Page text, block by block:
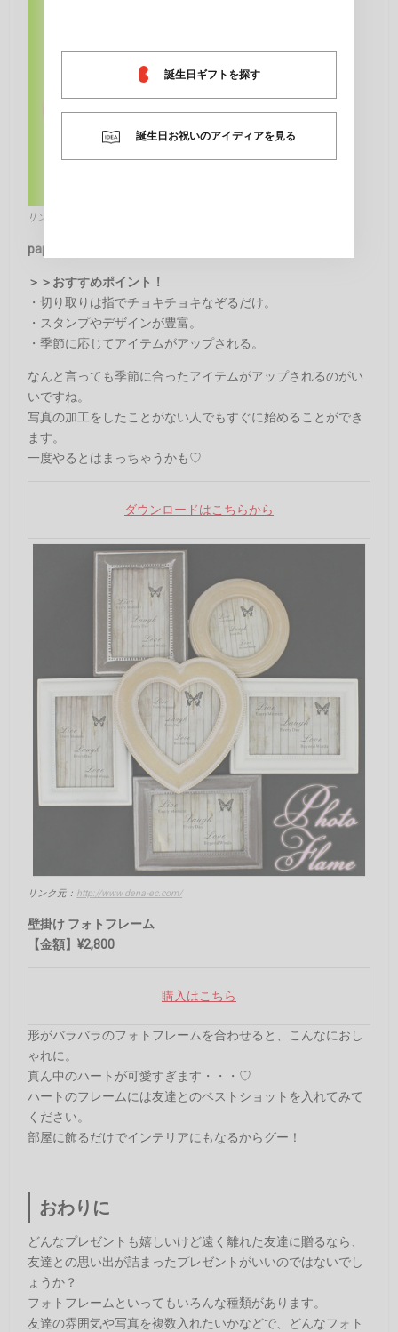
誕生日ギフトを探す
誕生日お祝いのアイディアを見る
リンク元：
papelook
＞＞おすすめポイント！
・切り取りは指でチョキチョキなぞるだけ。
・スタンプやデザインが豊富。
・季節に応じてアイテムがアップされる。
なんと言っても季節に合ったアイテムがアップされるのがい
いですね。
写真の加工をしたことがない人でもすぐに始めることができ
ます。
一度やるとはまっちゃうかも♡
ダウンロードはこちらから
リンク元： http://www.dena-ec.com/
壁掛け フォトフレーム
【金額】¥2,800
購入はこちら
形がバラバラのフォトフレームを合わせると、こんなにおし
ゃれに。
真ん中のハートが可愛すぎます・・・♡
ハートのフレームには友達とのベストショットを入れてみて
ください。
部屋に飾るだけでインテリアにもなるからグー！
おわりに
どんなプレゼントも嬉しいけど遠く離れた友達に贈るなら、
友達との思い出が詰まったプレゼントがいいのではないでし
ょうか？
フォトフレームといってもいろんな種類があります。
友達の雰囲気や写真を複数入れたいかなどで、どんなフォト